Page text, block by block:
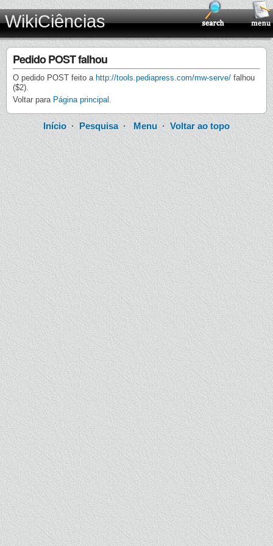
WikiCiências
Pedido POST falhou
O pedido POST feito a http://tools.pediapress.com/mw-serve/ falhou
($2).
Voltar para Página principal .
Início·Pesquisa· Menu· Voltar ao topo